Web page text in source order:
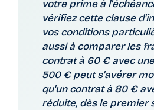
votre prime à
vérifiez cette clause
vos conditions
aussi à comparer les
contrat à 60 € avec
500 € peut s'avérer
qu'un contrat à 80 €
réduite, dès le premier